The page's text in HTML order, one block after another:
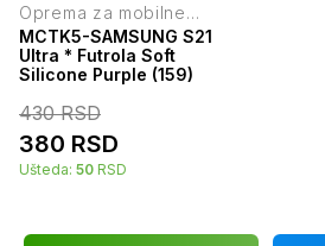
Oprema za mobilne
telefone
MCTK5-SAMSUNG S21
Ultra * Futrola Soft
Silicone Purple (159)
430RSD
380 RSD
Ušteda: 50 RSD